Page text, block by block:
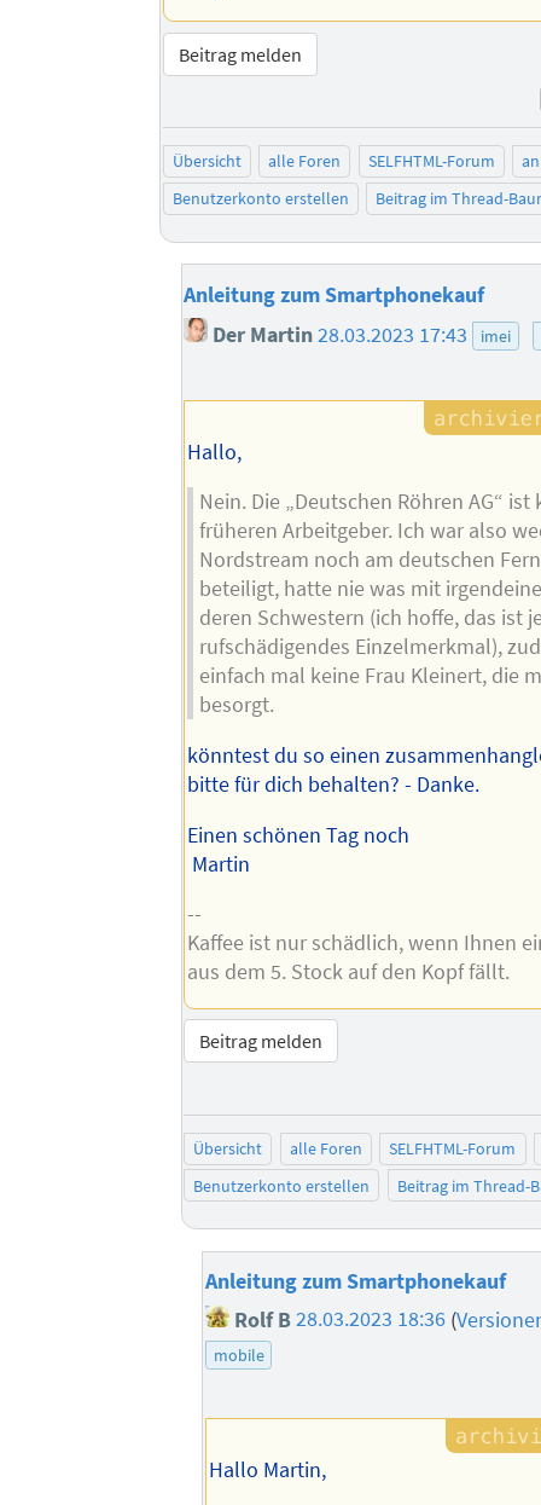
Beitrag melden
Übersicht alle Foren SELFHTML-Forum
Benutzerkonto erstellen
Beitrag im Thread-
Anleitung zum Smartphonekauf
Der Martin28.03.2023 17:43 imei
Hallo,
Nein. Die „Deutschen Röhren AG“
früheren Arbeitgeber. Ich war also
Nordstream noch am deutschen
beteiligt, hatte nie was mit
deren Schwestern (ich hoffe, das ist
rufschädigendes Einzelmerkmal),
einfach mal keine Frau Kleinert, die
besorgt.
könntest du so einen
bitte für dich behalten? - Danke.
Einen schönen Tag noch
Martin
--
Kaffee ist nur schädlich, wenn Ihnen
aus dem 5. Stock auf den Kopf fällt.
Beitrag melden
Übersicht alle Foren
SELFHTML-Forum
Benutzerkonto erstellen
Beitrag im Thread-
Anleitung zum Smartphonekauf
Rolf B28.03.2023 18:36 (
mobile
Hallo Martin,